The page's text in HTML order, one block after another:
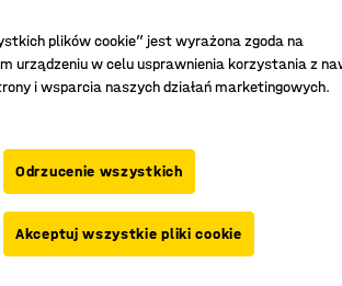
Zestaw Stół
3 szuflady,
Trwały
Do
Praktyczna
plików cookie” jest wyrażona zgoda na
urządzeniu w celu usprawnienia korzystania z
i wsparcia naszych działań marketingowych.
Odrzucenie wszystkich
Akceptuj wszystkie pliki cookie